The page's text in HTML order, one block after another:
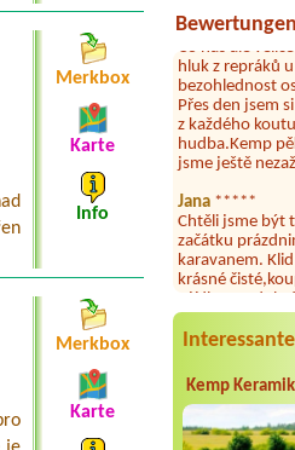
Co nás ale
hluk z repráků
bezohlednost
Přes den jsem
z každého
hudba.Kemp
jsme ještě
Chtěli jsme být
začátku
karavanem.
krásné
s jídlem, a
cenu na
výlety. Veškerý
slušně mile.
Aneta Janíčková
Byli jsme zde s
výborné
Výborná káva,
Kemp
Merkbox
Karte
Info
Merkbox
Karte